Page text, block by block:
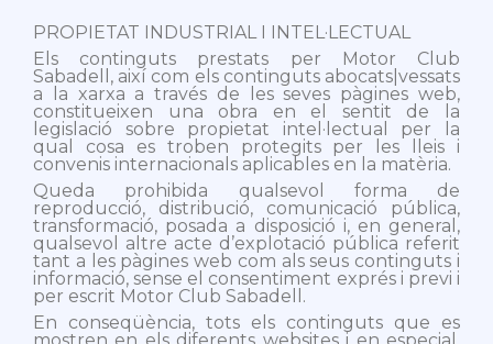
PROPIETAT INDUSTRIAL I INTEL·LECTUAL
Els continguts prestats per Motor Club
Sabadell, així com els continguts abocats|vessats
a la xarxa a través de les seves pàgines web,
constitueixen una obra en el sentit de la
legislació sobre propietat intel·lectual per la
qual cosa es troben protegits per les lleis i
convenis internacionals aplicables en la matèria.
Queda prohibida qualsevol forma de
reproducció, distribució, comunicació pública,
transformació, posada a disposició i, en general,
qualsevol altre acte d’explotació pública referit
tant a les pàgines web com als seus continguts i
informació, sense el consentiment exprés i previ i
per escrit Motor Club Sabadell.
En conseqüència, tots els continguts que es